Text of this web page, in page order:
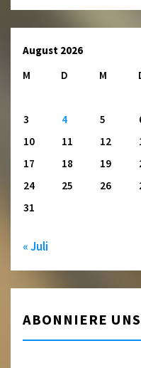
August 2026
M
D M
3
4 5
10
11 12
17
18 19
24
25 26
31
« Juli
ABONNIERE